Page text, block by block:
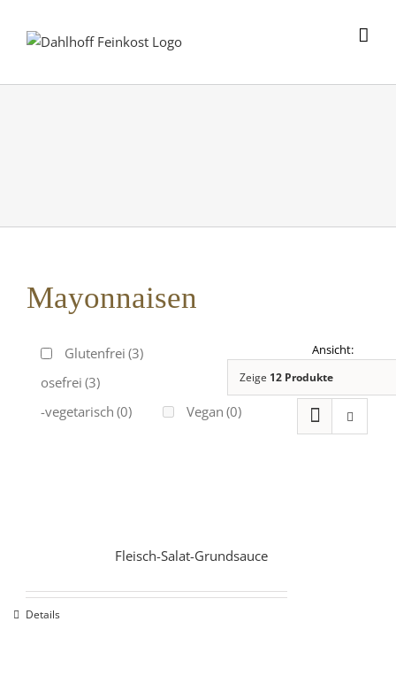
Mayonnaisen
Glutenfrei (3)
Laktosefrei (3)
Ovo-vegetarisch (0) Vegan (0)
Zeige 12 Produkte
Fleisch-Salat-Grundsauce
Details